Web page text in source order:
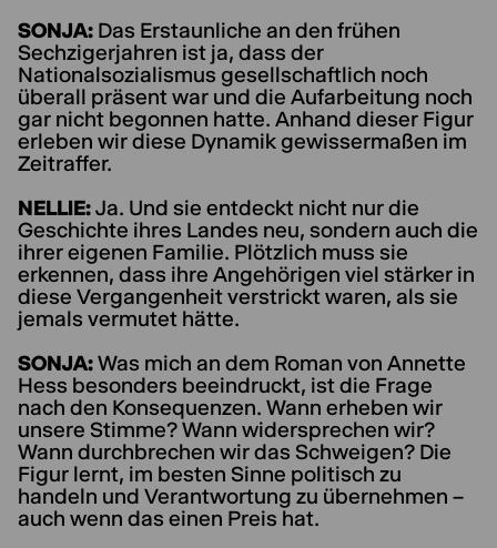
SONJA: Das Erstaunliche an den frühen
Sechzigerjahren ist ja, dass der
Nationalsozialismus gesellschaftlich noch
überall präsent war und die Aufarbeitung noch
gar nicht begonnen hatte. Anhand dieser Figur
erleben wir diese Dynamik gewissermaßen im
Zeitraffer.
NELLIE:Ja. Und sie entdeckt nicht nur die
Geschichte ihres Landes neu, sondern auch die
ihrer eigenen Familie. Plötzlich muss sie
erkennen, dass ihre Angehörigen viel stärker in
diese Vergangenheit verstrickt waren, als sie
jemals vermutet hätte.
SONJA:Was mich an dem Roman von Annette
Hess besonders beeindruckt, ist die Frage
nach den Konsequenzen. Wann erheben wir
unsere Stimme? Wann widersprechen wir?
Wann durchbrechen wir das Schweigen? Die
Figur lernt, im besten Sinne politisch zu
handeln und Verantwortung zu übernehmen –
auch wenn das einen Preis hat.